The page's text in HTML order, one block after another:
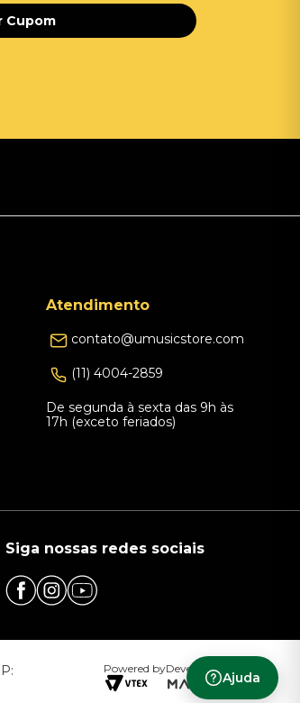
Ajuda
Cupom
Atendimento
contato@umusicstore.com
(11) 4004-2859
De segunda à sexta das 9h às
17h (exceto feriados)
Siga nossas redes sociais
Powered byDeveloped by